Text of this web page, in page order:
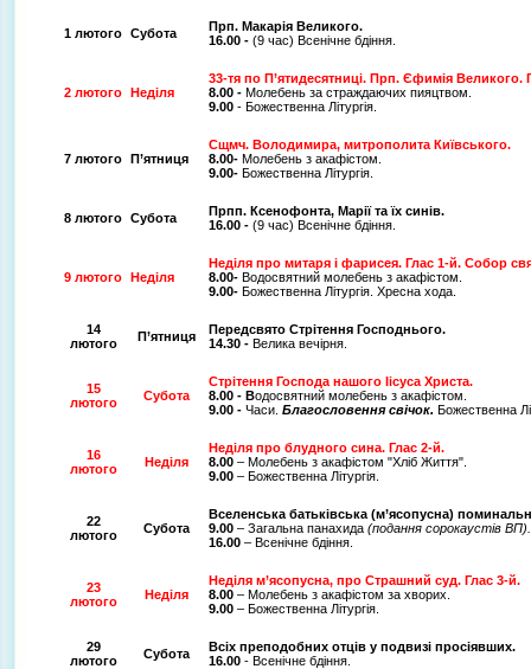
1 лютого Субота
Прп. Макарія Великого.
16.00 - (9 час) Всенічне бдіння.
2 лютого Неділя
33-тя по П’ятидесятниці. Прп. Єфимія Великого.
8.00 - Молебень за страждаючих пияцтвом.
9.00 - Божественна Літургія.
7 лютого П’ятниця
Сщмч. Володимира, митрополита Київського.
8.00- Молебень з акафістом.
9.00- Божественна Літургія.
8 лютого Субота
Прпп. Ксенофонта, Марії та їх синів.
16.00 - (9 час) Всенічне бдіння.
9 лютого Неділя
Неділя про митаря і фарисея. Глас 1-й. Собор
8.00- Водосвятний молебень з акафістом.
9.00- Божественна Літургія. Хресна хода.
14
лютого
П’ятниця
Передсвято Стрітення Господнього.
14.30 - Велика вечірня.
15
лютого
Субота
Стрітення Господа нашого Іісуса Христа.
8.00 - Водосвятний молебень з акафістом.
9.00 - Часи. Благословення свічок. Божественна
16
лютого
Неділя
Неділя про блудного сина. Глас 2-й.
8.00 – Молебень з акафістом "Хліб Життя".
9.00 – Божественна Літургія.
22
лютого
Субота
Вселенська батьківська (м’ясопусна)
9.00 – Загальна панахида (подання сорокаустів ВП).
16.00 – Всенічне бдіння.
23
лютого
Неділя
Неділя м’ясопусна, про Страшний суд. Глас 3-й.
8.00 – Молебень з акафістом за хворих.
9.00 – Божественна Літургія.
29
лютого
Субота
Всіх преподобних отців у подвизі просіявших.
16.00 - Всенічне бдіння.